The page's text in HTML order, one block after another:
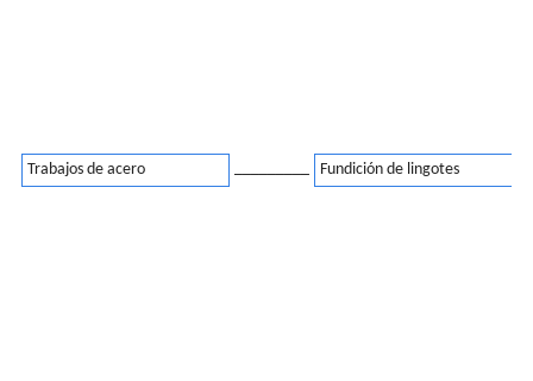
Trabajos de acero Fundición de lingotes